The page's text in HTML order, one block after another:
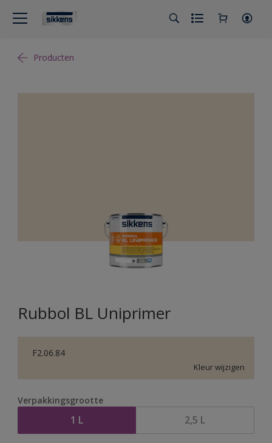
Producten
Rubbol BL Uniprimer
F2.06.84
Kleur wijzigen
Verpakkingsgrootte
1 L 2,5 L